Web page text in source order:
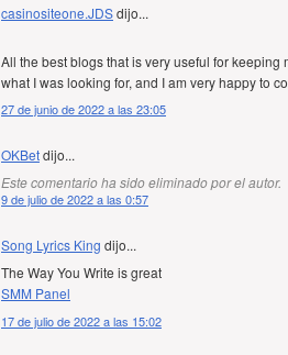
casinositeone.JDSdijo...
All the best blogs that is very useful for
what I was looking for, and I am very happy to
27 de junio de 2022 a las 23:05
OKBetdijo...
Este comentario ha sido eliminado por el autor.
9 de julio de 2022 a las 0:57
Song Lyrics King dijo...
The Way You Write is great
SMM Panel
17 de julio de 2022 a las 15:02